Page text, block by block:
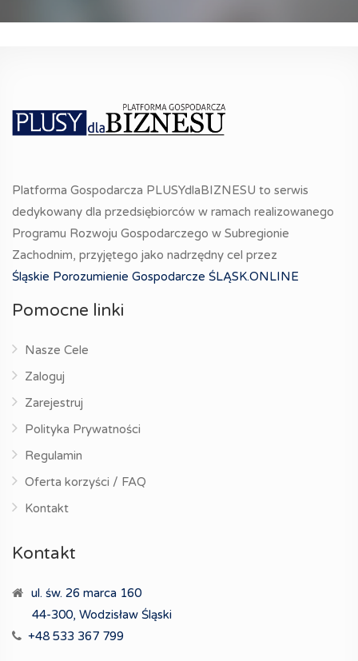
Platforma Gospodarcza PLUSYdlaBIZNESU to serwis
dedykowany dla przedsiębiorców w ramach realizowanego
Programu Rozwoju Gospodarczego w Subregionie
Zachodnim, przyjętego jako nadrzędny cel przez
Śląskie Porozumienie Gospodarcze ŚLĄSK.ONLINE
Pomocne linki
Nasze Cele
Zaloguj
Zarejestruj
Polityka Prywatności
Regulamin
Oferta korzyści / FAQ
Kontakt
Kontakt
ul. św. 26 marca 160
44-300, Wodzisław Śląski
+48 533 367 799